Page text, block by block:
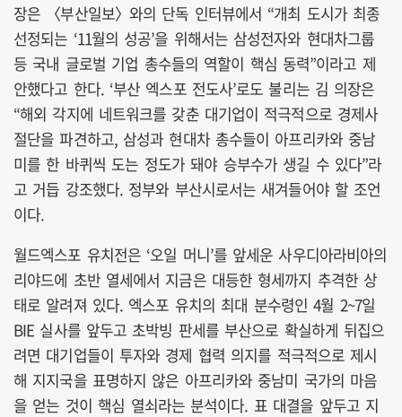
장은 〈부산일보〉와의 단독 인터뷰에서 “개최 도시가 최종
선정되는 ‘11월의 성공’을 위해서는 삼성전자와 현대차그룹
등 국내 글로벌 기업 총수들의 역할이 핵심 동력”이라고 제
안했다고 한다. ‘부산 엑스포 전도사’로도 불리는 김 의장은
“해외 각지에 네트워크를 갖춘 대기업이 적극적으로 경제사
절단을 파견하고, 삼성과 현대차 총수들이 아프리카와 중남
미를 한 바퀴씩 도는 정도가 돼야 승부수가 생길 수 있다”라
고 거듭 강조했다. 정부와 부산시로서는 새겨들어야 할 조언
이다.
월드엑스포 유치전은 ‘오일 머니’를 앞세운 사우디아라비아의
리야드에 초반 열세에서 지금은 대등한 형세까지 추격한 상
태로 알려져 있다. 엑스포 유치의 최대 분수령인 4월 2~7일
BIE 실사를 앞두고 초박빙 판세를 부산으로 확실하게 뒤집으
려면 대기업들이 투자와 경제 협력 의지를 적극적으로 제시
해 지지국을 표명하지 않은 아프리카와 중남미 국가의 마음
을 얻는 것이 핵심 열쇠라는 분석이다. 표 대결을 앞두고 지